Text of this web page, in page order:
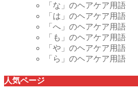
「な」のヘアケア用語
「は」のヘアケア用語
「へ」のヘアケア用語
「も」のヘアケア用語
「や」のヘアケア用語
「ら」のヘアケア用語
人気ページ